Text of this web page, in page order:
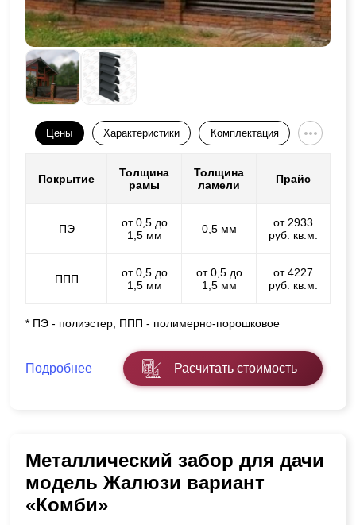
Цены Характеристики Комплектация
Покрытие
Толщина
рамы
Толщина
ламели
Прайс
ПЭ
от 0,5 до
1,5 мм
0,5 мм
от 2933
руб. кв.м.
ППП
от 0,5 до
1,5 мм
от 0,5 до
1,5 мм
от 4227
руб. кв.м.
* ПЭ - полиэстер, ППП - полимерно-порошковое
Подробнее Расчитать стоимость
Металлический забор для дачи
модель Жалюзи вариант
«Комби»